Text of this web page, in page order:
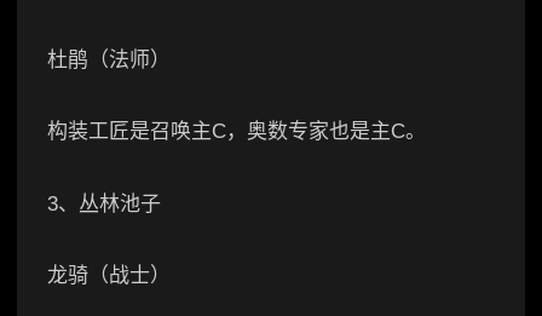
杜鹃（法师）
构装工匠是召唤主C，奥数专家也是主C。
3、丛林池子
龙骑（战士）